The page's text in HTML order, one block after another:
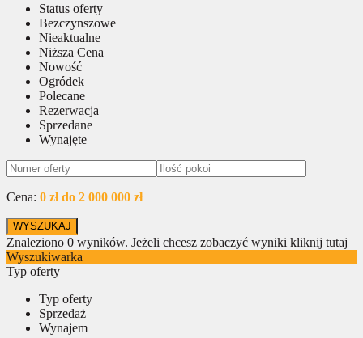
Status oferty
Bezczynszowe
Nieaktualne
Niższa Cena
Nowość
Ogródek
Polecane
Rezerwacja
Sprzedane
Wynajęte
Cena: 0 zł do 2 000 000 zł
Znaleziono 0 wyników. Jeżeli chcesz zobaczyć wyniki kliknij tutaj
Wyszukiwarka
Typ oferty
Typ oferty
Sprzedaż
Wynajem